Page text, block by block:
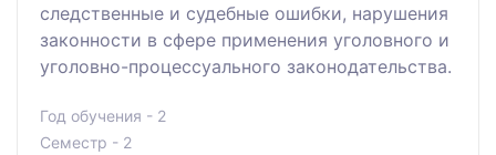
следственные и судебные ошибки, нарушения
законности в сфере применения уголовного и
уголовно-процессуального законодательства.
Год обучения - 2
Семестр - 2